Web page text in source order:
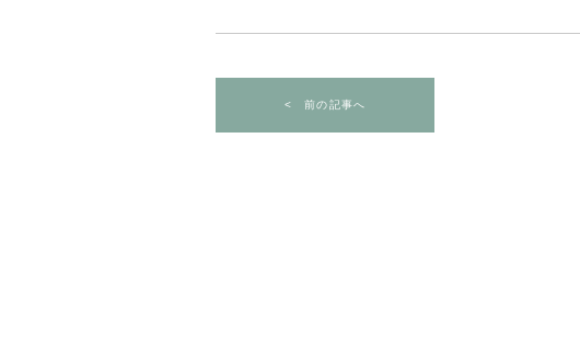
< 前の記事へ